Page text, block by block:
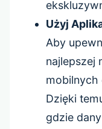
Użyj
Aby
najlepszej
mobilnych
Dzięki
gdzie